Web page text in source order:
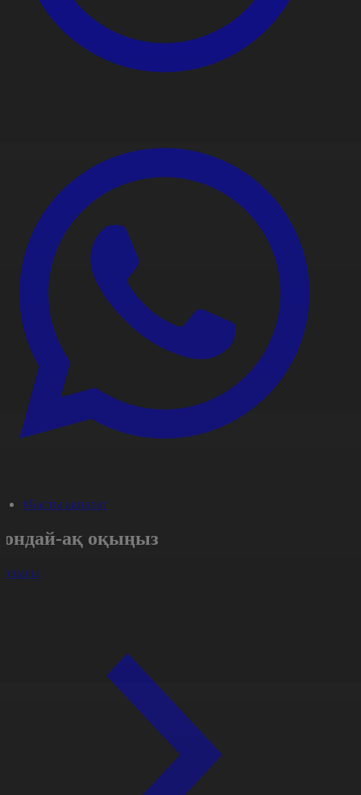
#Басты ақпарат
ақ оқыңыз